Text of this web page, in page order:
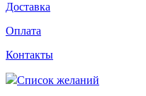
Доставка
Оплата
Контакты
Список желаний